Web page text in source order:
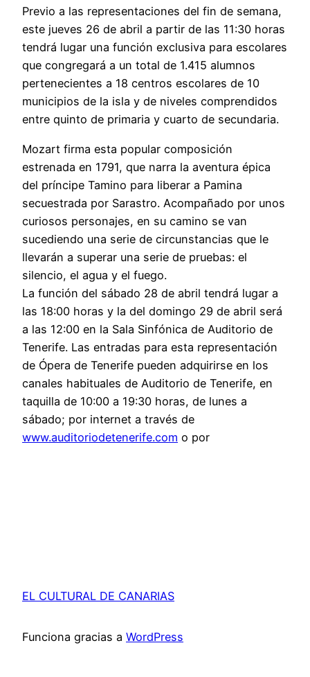
Previo a las representaciones del fin de semana,
este jueves 26 de abril a partir de las 11:30 horas
tendrá lugar una función exclusiva para escolares
que congregará a un total de 1.415 alumnos
pertenecientes a 18 centros escolares de 10
municipios de la isla y de niveles comprendidos
entre quinto de primaria y cuarto de secundaria.
Mozart firma esta popular composición
estrenada en 1791, que narra la aventura épica
del príncipe Tamino para liberar a Pamina
secuestrada por Sarastro. Acompañado por unos
curiosos personajes, en su camino se van
sucediendo una serie de circunstancias que le
llevarán a superar una serie de pruebas: el
silencio, el agua y el fuego.
La función del sábado 28 de abril tendrá lugar a
las 18:00 horas y la del domingo 29 de abril será
a las 12:00 en la Sala Sinfónica de Auditorio de
Tenerife. Las entradas para esta representación
de Ópera de Tenerife pueden adquirirse en los
canales habituales de Auditorio de Tenerife, en
taquilla de 10:00 a 19:30 horas, de lunes a
sábado; por internet a través de
www.auditoriodetenerife.com o por
EL CULTURAL DE CANARIAS
Funciona gracias a WordPress